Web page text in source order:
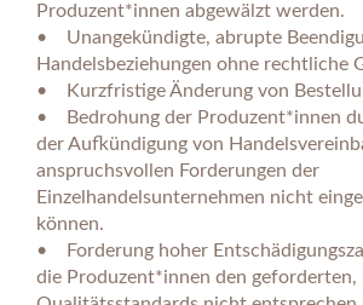
Produzent*innen abgewälzt werden.
• Unangekündigte, abrupte
Handelsbeziehungen ohne rechtliche
• Kurzfristige Änderung von
• Bedrohung der Produzent*innen
der Aufkündigung von
anspruchsvollen Forderungen der
Einzelhandelsunternehmen nicht
können.
• Forderung hoher
die Produzent*innen den geforderten,